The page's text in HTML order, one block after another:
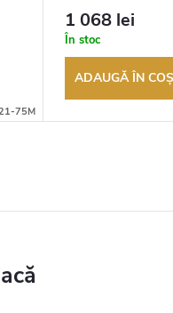
75M
100 de zile pentru
bunurilor. Vânzător
1 068 lei
În stoc
ADAUGĂ ÎN COŞ